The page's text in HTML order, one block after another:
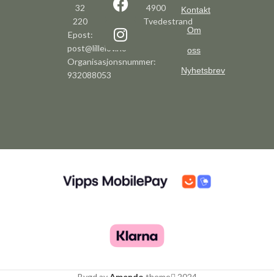
32
220
Epost:
post@lillelov.no
Organisasjonsnummer:
932088053
4900
Tvedestrand
Kontakt
Om
oss
Nyhetsbrev